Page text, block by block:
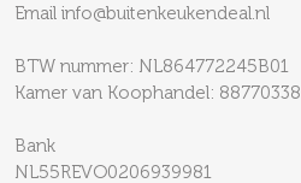
Email info@buitenkeukendeal.nl
BTW nummer: NL864772245B01
Kamer van Koophandel: 88770338
Bank
NL55REVO0206939981